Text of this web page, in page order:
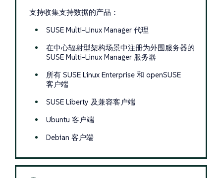
支持收集支持数据的产品：
SUSE Multi-Linux Manager 代理
在中心辐射型架构场景中注册为外围服务器的
SUSE Multi-Linux Manager 服务器
所有 SUSE Linux Enterprise 和 openSUSE
客户端
SUSE Liberty 及兼容客户端
Ubuntu 客户端
Debian 客户端